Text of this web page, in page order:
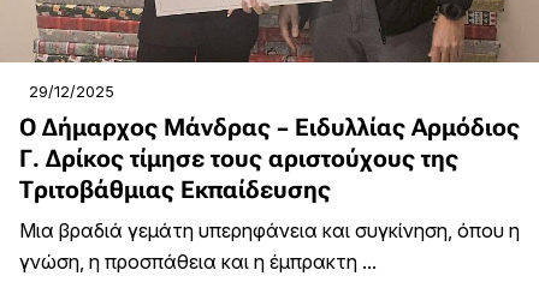
29/12/2025
Ο Δήμαρχος Μάνδρας – Ειδυλλίας Αρμόδιος
Γ. Δρίκος τίμησε τους αριστούχους της
Τριτοβάθμιας Εκπαίδευσης
Μια βραδιά γεμάτη υπερηφάνεια και συγκίνηση, όπου η
γνώση, η προσπάθεια και η έμπρακτη ...